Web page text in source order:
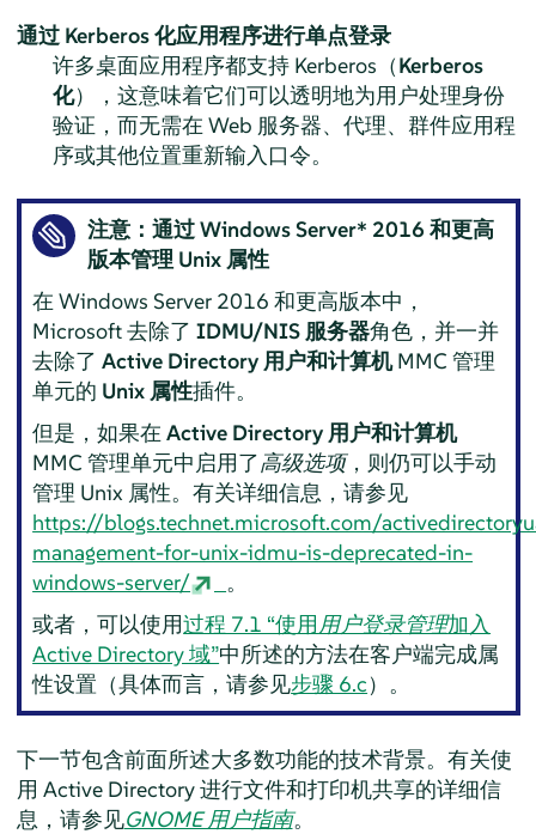
通过 Kerberos 化应用程序进行单点登录
许多桌面应用程序都支持 Kerberos（Kerberos
化），这意味着它们可以透明地为用户处理身份
验证，而无需在 Web 服务器、代理、群件应用程
序或其他位置重新输入口令。
注意：通过 Windows Server* 2016 和更高
版本管理 Unix 属性
在 Windows Server 2016 和更高版本中，
Microsoft 去除了IDMU/NIS 服务器角色，并一并
去除了Active Directory 用户和计算机MMC 管理
单元的 Unix 属性插件。
但是，如果在Active Directory 用户和计算机
MMC 管理单元中启用了高级选项，则仍可以手动
管理 Unix 属性。有关详细信息，请参见
https://blogs.technet.microsoft.com/
management-for-unix-idmu-is-deprecated-in-
windows-server/
。
或者，可以使用过程 7.1 “使用用户登录管理加入
Active Directory 域”中所述的方法在客户端完成属
性设置（具体而言，请参见步骤 6.c）。
下一节包含前面所述大多数功能的技术背景。 有关使
用 Active Directory 进行文件和打印机共享的详细信
息，请参见GNOME 用户指南。